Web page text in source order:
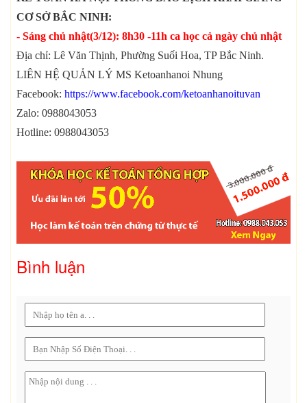
CƠ SỞ BẮC NINH:
- Sáng chủ nhật(3/12): 8h30 -11h ca học cả ngày chủ nhật
Địa chỉ: Lê Văn Thịnh, Phường Suối Hoa, TP Bắc Ninh.
LIÊN HỆ QUẢN LÝ MS Ketoanhanoi Nhung
Facebook: https://www.facebook.com/ketoanhanoituvan
Zalo: 0988043053
Hotline: 0988043053
Bình luận